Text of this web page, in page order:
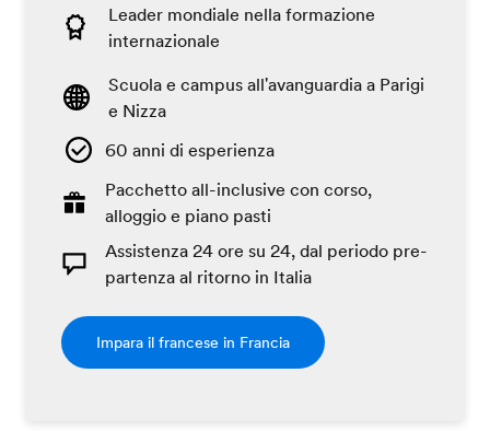
Leader mondiale nella formazione
internazionale
Scuola e campus all'avanguardia a Parigi
e Nizza
60 anni di esperienza
Pacchetto all-inclusive con corso,
alloggio e piano pasti
Assistenza 24 ore su 24, dal periodo pre-
partenza al ritorno in Italia
Impara il francese in Francia